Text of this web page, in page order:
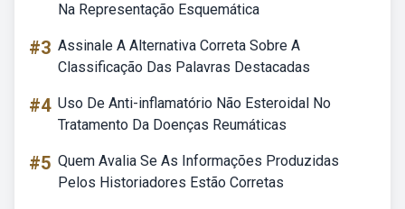
Na Representação Esquemática
#3 Assinale A Alternativa Correta Sobre A
Classificação Das Palavras Destacadas
#4 Uso De Anti-inflamatório Não Esteroidal No
Tratamento Da Doenças Reumáticas
#5 Quem Avalia Se As Informações Produzidas
Pelos Historiadores Estão Corretas